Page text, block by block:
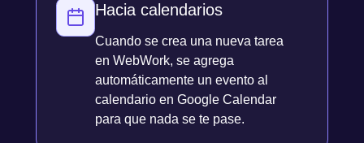
Hacia calendarios
Cuando se crea una nueva tarea
en WebWork, se agrega
automáticamente un evento al
calendario en Google Calendar
para que nada se te pase.